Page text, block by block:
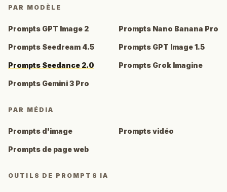
PAR MODÈLE
Prompts GPT Image 2 Prompts Nano Banana Pro
Prompts Seedream 4.5 Prompts GPT Image 1.5
Prompts Seedance 2.0 Prompts Grok Imagine
Prompts Gemini 3 Pro
PAR MÉDIA
Prompts d'image Prompts vidéo
Prompts de page web
OUTILS DE PROMPTS IA